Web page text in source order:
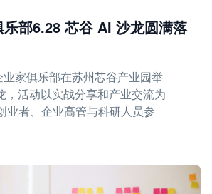
部6.28 芯谷 AI 沙龙圆满落
家俱乐部在苏州芯谷产业园举
，活动以实战分享和产业交流为
业者、企业高管与科研人员参